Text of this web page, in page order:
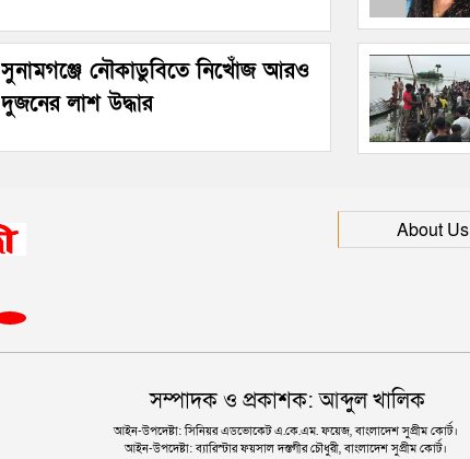
সুনামগঞ্জে নৌকাডুবিতে নিখোঁজ আরও
দুজনের লাশ উদ্ধার
About Us
সম্পাদক ও প্রকাশক: আব্দুল খালিক
আইন-উপদেষ্টা: সিনিয়র এডভোকেট এ.কে.এম. ফয়েজ, বাংলাদেশ সুপ্রীম কোর্ট।
আইন-উপদেষ্টা: ব্যারিস্টার ফয়সাল দস্তগীর চৌধুরী, বাংলাদেশ সুপ্রীম কোর্ট।